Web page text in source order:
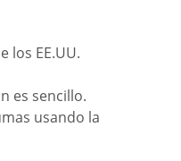
los EE.UU.
es sencillo.
usando la